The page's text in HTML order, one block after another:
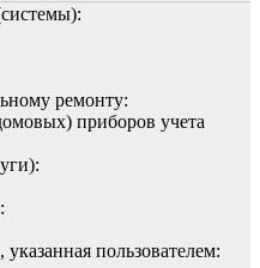
ремонту:
приборов учета
пользователем: